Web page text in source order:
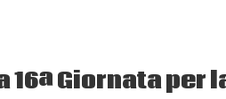
16ª Giornata per